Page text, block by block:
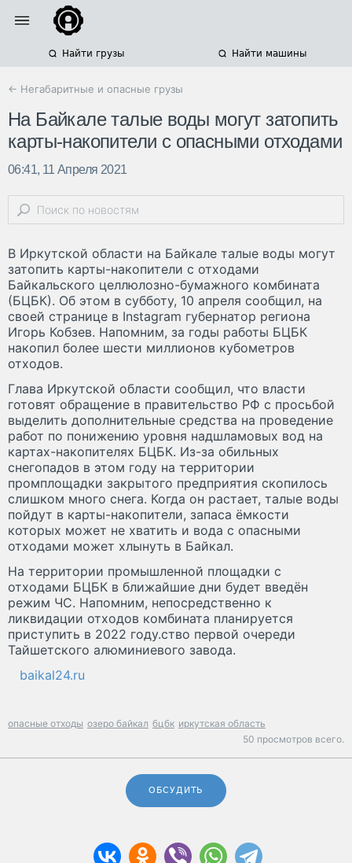
Найти грузы Найти машины
← Негабаритные и опасные грузы
На Байкале талые воды могут затопить
карты-накопители с опасными отходами
06:41, 11 Апреля 2021
В Иркутской области на Байкале талые воды могут
затопить карты-накопители с отходами
Байкальского целлюлозно-бумажного комбината
(БЦБК). Об этом в субботу, 10 апреля сообщил, на
своей странице в Instagram губернатор региона
Игорь Кобзев. Напомним, за годы работы БЦБК
накопил более шести миллионов кубометров
отходов.
Глава Иркутской области сообщил, что власти
готовят обращение в правительство РФ с просьбой
выделить дополнительные средства на проведение
работ по понижению уровня надшламовых вод на
картах-накопителях БЦБК. Из-за обильных
снегопадов в этом году на территории
промплощадки закрытого предприятия скопилось
слишком много снега. Когда он растает, талые воды
пойдут в карты-накопители, запаса ёмкости
которых может не хватить и вода с опасными
отходами может хлынуть в Байкал.
На территории промышленной площадки с
отходами БЦБК в ближайшие дни будет введён
режим ЧС. Напомним, непосредственно к
ликвидации отходов комбината планируется
приступить в 2022 году.ство первой очереди
Тайшетского алюминиевого завода.
baikal24.ru
опасные отходы озеро байкал бцбк иркутская область
50 просмотров всего.
ОБСУДИТЬ